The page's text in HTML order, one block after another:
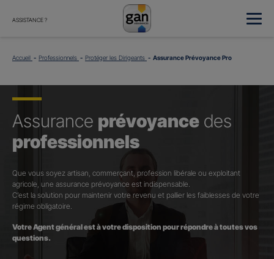
ASSISTANCE ?
Accueil Professionnels Protéger les Dirigeants Assurance Prévoyance Pro
Assurance prévoyance des
professionnels
Que vous soyez artisan, commerçant, profession libérale ou exploitant
agricole, une assurance prévoyance est indispensable.
C’est la solution pour maintenir votre revenu et pallier les faiblesses de votre
régime obligatoire.
Votre Agent général est à votre disposition pour répondre à toutes vos
questions.